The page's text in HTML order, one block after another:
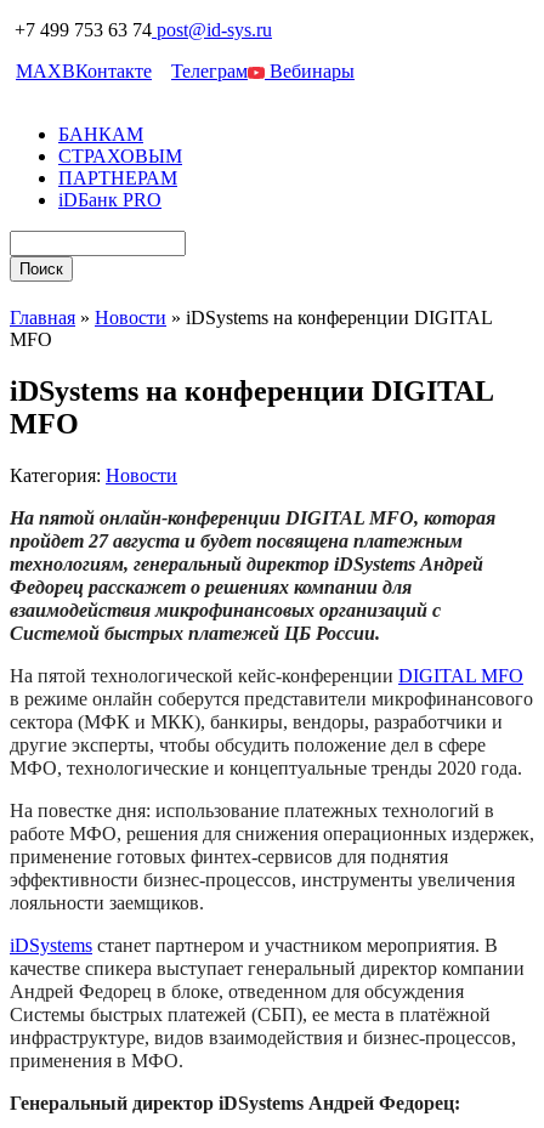
+7 499 753 63 74 post@id-sys.ru
MAXВКонтакте Телеграм Вебинары
БАНКАМ
СТРАХОВЫМ
ПАРТНЕРАМ
iDБанк PRO
Главная » Новости » iDSystems на конференции DIGITAL
MFO
iDSystems на конференции DIGITAL
MFO
Категория: Новости
На пятой онлайн-конференции DIGITAL MFO, которая
пройдет 27 августа и будет посвящена платежным
технологиям, генеральный директор iDSystems Андрей
Федорец расскажет о решениях компании для
взаимодействия микрофинансовых организаций с
Системой быстрых платежей ЦБ России.
На пятой технологической кейс-конференции DIGITAL MFO
в режиме онлайн соберутся представители микрофинансового
сектора (МФК и МКК), банкиры, вендоры, разработчики и
другие эксперты, чтобы обсудить положение дел в сфере
МФО, технологические и концептуальные тренды 2020 года.
На повестке дня: использование платежных технологий в
работе МФО, решения для снижения операционных издержек,
применение готовых финтех-сервисов для поднятия
эффективности бизнес-процессов, инструменты увеличения
лояльности заемщиков.
iDSystems станет партнером и участником мероприятия. В
качестве спикера выступает генеральный директор компании
Андрей Федорец в блоке, отведенном для обсуждения
Системы быстрых платежей (СБП), ее места в платёжной
инфраструктуре, видов взаимодействия и бизнес-процессов,
применения в МФО.
Генеральный директор iDSystems Андрей Федорец: